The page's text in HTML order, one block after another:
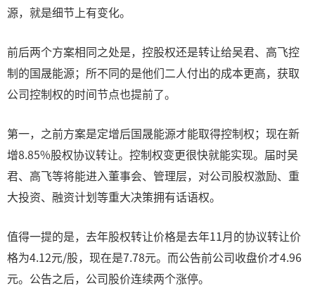
源，就是细节上有变化。
前后两个方案相同之处是，控股权还是转让给吴君、高飞控
制的国晟能源；所不同的是他们二人付出的成本更高，获取
公司控制权的时间节点也提前了。
第一，之前方案是定增后国晟能源才能取得控制权；现在新
增8.85%股权协议转让。控制权变更很快就能实现。届时吴
君、高飞等将能进入董事会、管理层，对公司股权激励、重
大投资、融资计划等重大决策拥有话语权。
值得一提的是，去年股权转让价格是去年11月的协议转让价
格为4.12元/股，现在是7.78元。而公告前公司收盘价才4.96
元。公告之后，公司股价连续两个涨停。